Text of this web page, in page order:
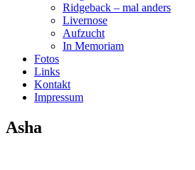
Ridgeback – mal anders
Livernose
Aufzucht
In Memoriam
Fotos
Links
Kontakt
Impressum
Asha